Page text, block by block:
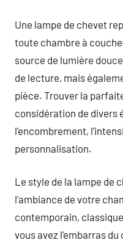
Une lampe de chevet
toute chambre à
source de lumière
de lecture, mais
pièce. Trouver la
considération de divers
l’encombrement,
personnalisation.
Le style de la lampe de
l’ambiance de votre
contemporain,
vous avez l’embarras